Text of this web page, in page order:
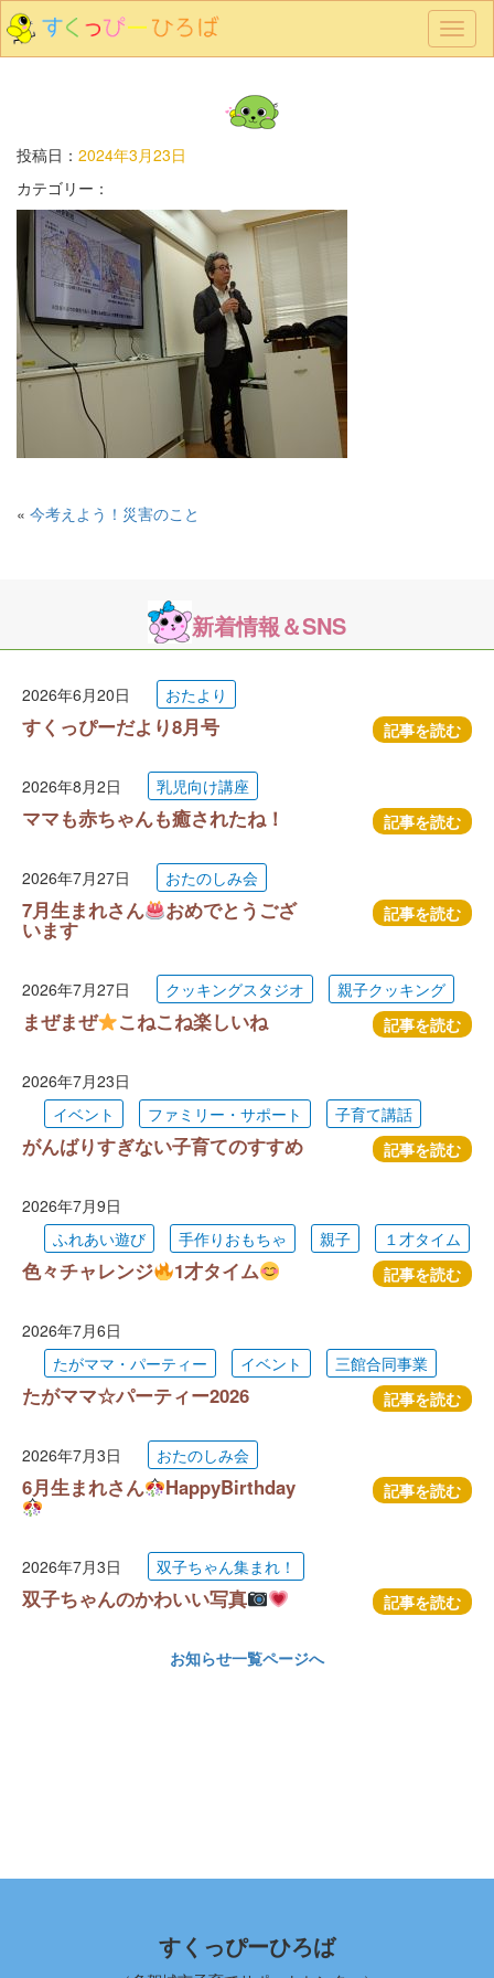
メ
ニ
投稿日： 2024年3月23日
カテゴリー：
« 今考えよう！災害のこと
新着情報＆SNS
2026年6月20日 おたより
すくっぴーだより8月号 記事を読む
2026年8月2日 乳児向け講座
ママも赤ちゃんも癒されたね！ 記事を読む
2026年7月27日 おたのしみ会
7月生まれさん おめでとうござ
います
記事を読む
2026年7月27日 クッキングスタジオ 親子クッキング
まぜまぜ こねこね楽しいね 記事を読む
2026年7月23日
イベント
ファミリー・サポート 子育て講話
がんばりすぎない子育てのすすめ 記事を読む
2026年7月9日
ふれあい遊び
手作りおもちゃ 親子 １才タイム
色々チャレンジ 1才タイム 記事を読む
2026年7月6日
たがママ・パーティー
イベント 三館合同事業
たがママ☆パーティー2026 記事を読む
2026年7月3日 おたのしみ会
6月生まれさん HappyBirthday 記事を読む
2026年7月3日 双子ちゃん集まれ！
双子ちゃんのかわいい写真 記事を読む
お知らせ一覧ページへ
すくっぴーひろば